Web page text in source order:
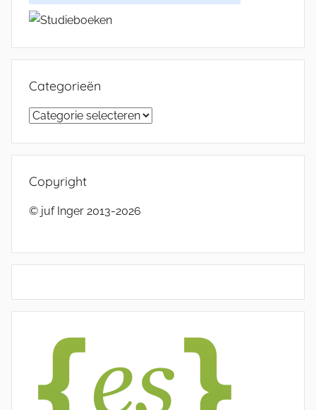
Categorieën
Categorieën
Copyright
© juf Inger 2013-2026